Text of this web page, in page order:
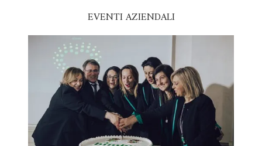
EVENTI AZIENDALI